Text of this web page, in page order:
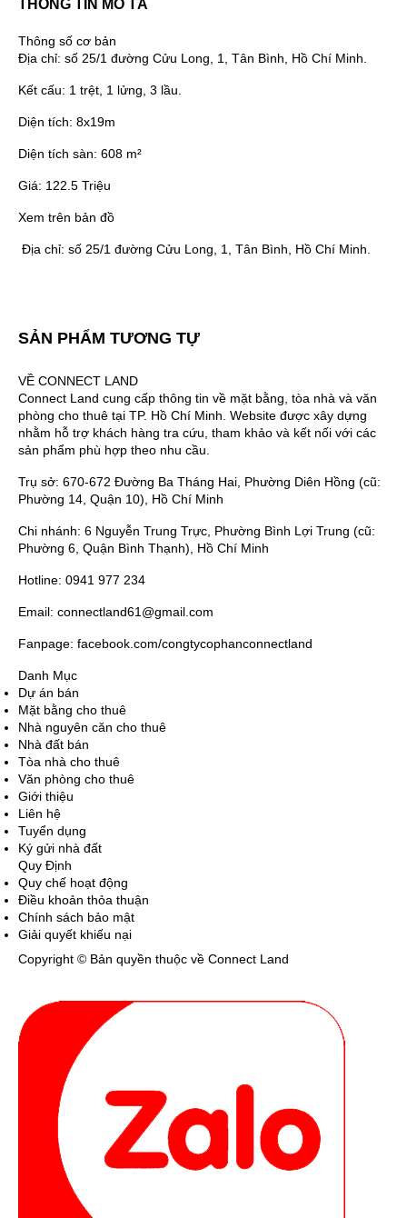
THÔNG TIN MÔ TẢ
Thông số cơ bản
Địa chỉ: số 25/1 đường Cửu Long, 1, Tân Bình, Hồ Chí Minh.
Kết cấu: 1 trệt, 1 lửng, 3 lầu.
Diện tích: 8x19m
Diện tích sàn: 608 m²
Giá: 122.5 Triệu
Xem trên bản đồ
Địa chỉ: số 25/1 đường Cửu Long, 1, Tân Bình, Hồ Chí Minh.
SẢN PHẨM TƯƠNG TỰ
VỀ CONNECT LAND
Connect Land cung cấp thông tin về mặt bằng, tòa nhà và văn
phòng cho thuê tại TP. Hồ Chí Minh. Website được xây dựng
nhằm hỗ trợ khách hàng tra cứu, tham khảo và kết nối với các
sản phẩm phù hợp theo nhu cầu.
Trụ sở: 670-672 Đường Ba Tháng Hai, Phường Diên Hồng (cũ:
Phường 14, Quận 10), Hồ Chí Minh
Chi nhánh: 6 Nguyễn Trung Trực, Phường Bình Lợi Trung (cũ:
Phường 6, Quận Bình Thạnh), Hồ Chí Minh
Hotline: 0941 977 234
Email: connectland61@gmail.com
Fanpage: facebook.com/congtycophanconnectland
Danh Mục
Dự án bán
Mặt bằng cho thuê
Nhà nguyên căn cho thuê
Nhà đất bán
Tòa nhà cho thuê
Văn phòng cho thuê
Giới thiệu
Liên hệ
Tuyển dụng
Ký gửi nhà đất
Quy Định
Quy chế hoạt động
Điều khoản thỏa thuận
Chính sách bảo mật
Giải quyết khiếu nại
Copyright © Bản quyền thuộc về Connect Land